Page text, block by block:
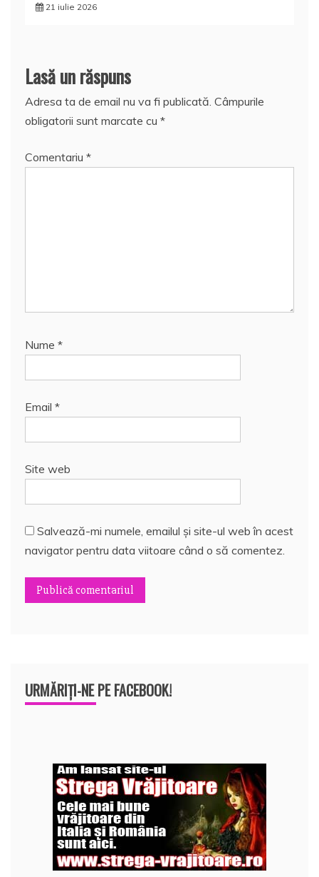
21 iulie 2026
Lasă un răspuns
Adresa ta de email nu va fi publicată. Câmpurile
obligatorii sunt marcate cu *
Comentariu *
Nume *
Email *
Site web
Salvează-mi numele, emailul și site-ul web în acest
navigator pentru data viitoare când o să comentez.
URMĂRIȚI-NE PE FACEBOOK!